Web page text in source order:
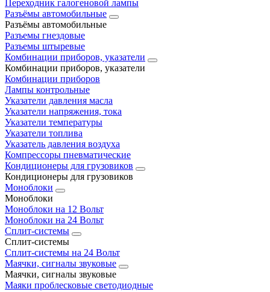
Переходник галогеновой лампы
Разъёмы автомобильные
Разъёмы автомобильные
Разъемы гнездовые
Разъемы штыревые
Комбинации приборов, указатели
Комбинации приборов, указатели
Комбинации приборов
Лампы контрольные
Указатели давления масла
Указатели напряжения, тока
Указатели температуры
Указатели топлива
Указатель давления воздуха
Компрессоры пневматические
Кондиционеры для грузовиков
Кондиционеры для грузовиков
Моноблоки
Моноблоки
Моноблоки на 12 Вольт
Моноблоки на 24 Вольт
Сплит-системы
Сплит-системы
Сплит‑системы на 24 Вольт
Маячки, сигналы звуковые
Маячки, сигналы звуковые
Маяки проблесковые светодиодные